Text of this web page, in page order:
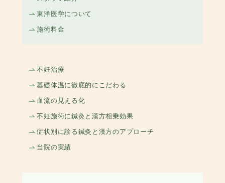
東洋医学について
施術料金
不妊治療
基礎体温に徹底的にこだわる
血流の見える化
不妊施術に鍼灸と漢方相乗効果
症状別に診る鍼灸と漢方のアプローチ
当院の実績